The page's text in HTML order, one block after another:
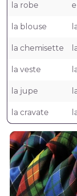
la robe
la blouse
la chemisette
la veste
la jupe
la cravate